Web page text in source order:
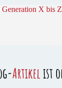
X bis Z